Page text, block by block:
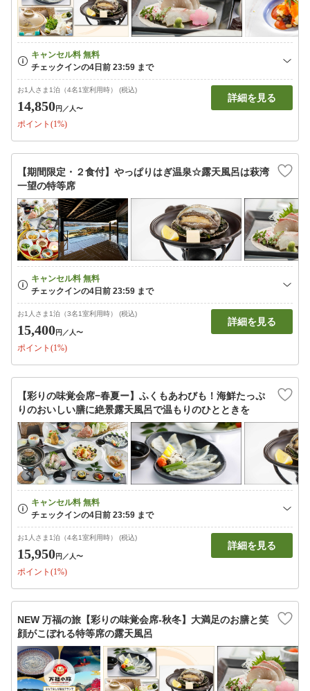
お1人さま1泊（4名1室利用時） (税込)
14,850円 ／人〜
ポイント(1%)
詳細を見る
【期間限定・２食付】やっぱりはぎ温泉☆露天風呂は萩湾
一望の特等席
お1人さま1泊（3名1室利用時） (税込)
15,400円 ／人〜
ポイント(1%)
詳細を見る
【彩りの味覚会席−春夏ー】ふくもあわびも！海鮮たっぷ
りのおいしい膳に絶景露天風呂で温もりのひとときを
お1人さま1泊（4名1室利用時） (税込)
15,950円 ／人〜
ポイント(1%)
詳細を見る
NEW 万福の旅【彩りの味覚会席-秋冬】大満足のお膳と笑
顔がこぼれる特等席の露天風呂